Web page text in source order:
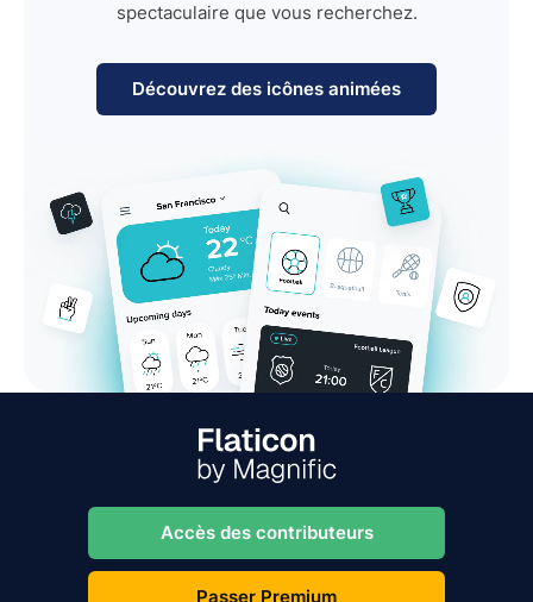
spectaculaire que vous recherchez.
Découvrez des icônes animées
Accès des contributeurs
Passer Premium